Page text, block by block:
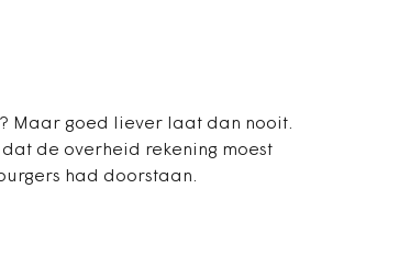
Maar goed liever laat dan nooit.
de overheid rekening moest
had doorstaan.